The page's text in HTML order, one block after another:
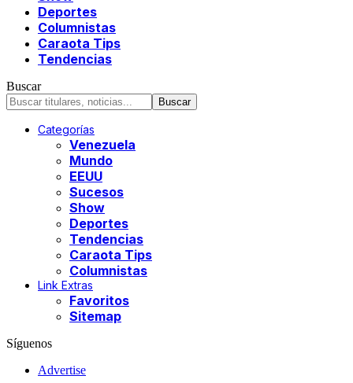
Deportes
Columnistas
Caraota Tips
Tendencias
Buscar
Categorías
Venezuela
Mundo
EEUU
Sucesos
Show
Deportes
Tendencias
Caraota Tips
Columnistas
Link Extras
Favoritos
Sitemap
Síguenos
Advertise